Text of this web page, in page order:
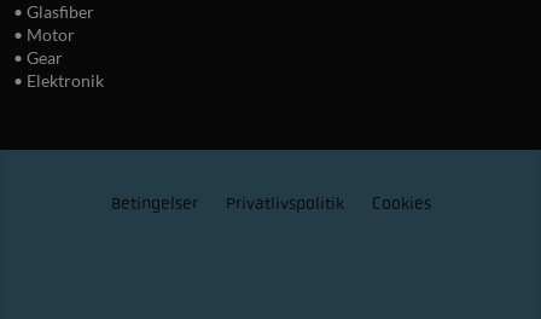
• Glasfiber
• Motor
• Gear
• Elektronik
Betingelser Privatlivspolitik Cookies